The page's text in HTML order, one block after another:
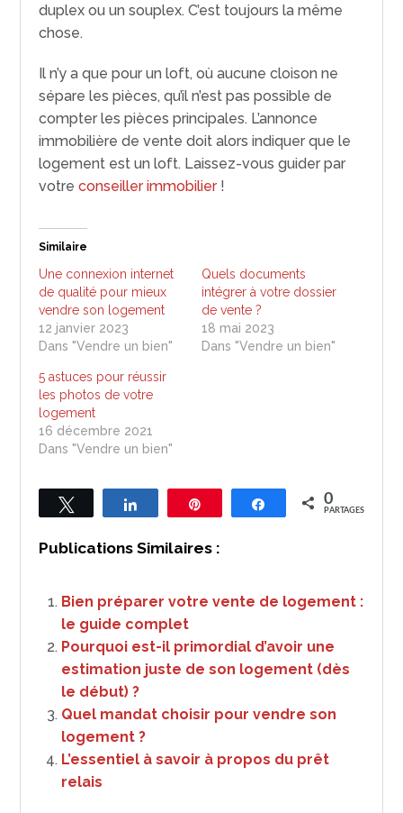
duplex ou un souplex. C’est toujours la même
chose.
Il n’y a que pour un loft, où aucune cloison ne
sépare les pièces, qu’il n’est pas possible de
compter les pièces principales. L’annonce
immobilière de vente doit alors indiquer que le
logement est un loft. Laissez-vous guider par
votreconseiller immobilier!
Similaire
Une connexion internet
de qualité pour mieux
vendre son logement
12 janvier 2023
Dans "Vendre un bien"
Quels documents
intégrer à votre dossier
de vente ?
18 mai 2023
Dans "Vendre un bien"
5 astuces pour réussir
les photos de votre
logement
16 décembre 2021
Dans "Vendre un bien"
Tweetez Partagez Épingle Partagez0
PARTAGES
Publications Similaires :
Bien préparer votre vente de logement :
le guide complet
Pourquoi est-il primordial d’avoir une
estimation juste de son logement (dès
le début) ?
Quel mandat choisir pour vendre son
logement ?
L’essentiel à savoir à propos du prêt
relais